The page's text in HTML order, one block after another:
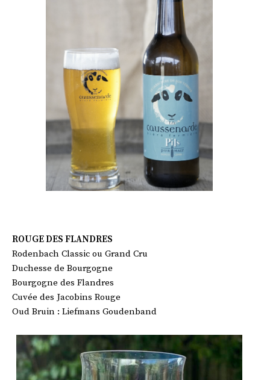
ROUGE DES FLANDRES
Rodenbach Classic ou Grand Cru
Duchesse de Bourgogne
Bourgogne des Flandres
Cuvée des Jacobins Rouge
Oud Bruin : Liefmans Goudenband